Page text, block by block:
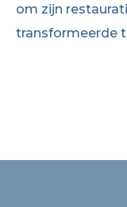
om zijn
transformeerde